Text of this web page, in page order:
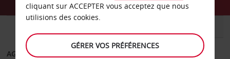
AGENCE DE DÉPART
cliquant sur ACCEPTER vous acceptez que nous
utilisions des cookies.
GÉRER VOS PRÉFÉRENCES